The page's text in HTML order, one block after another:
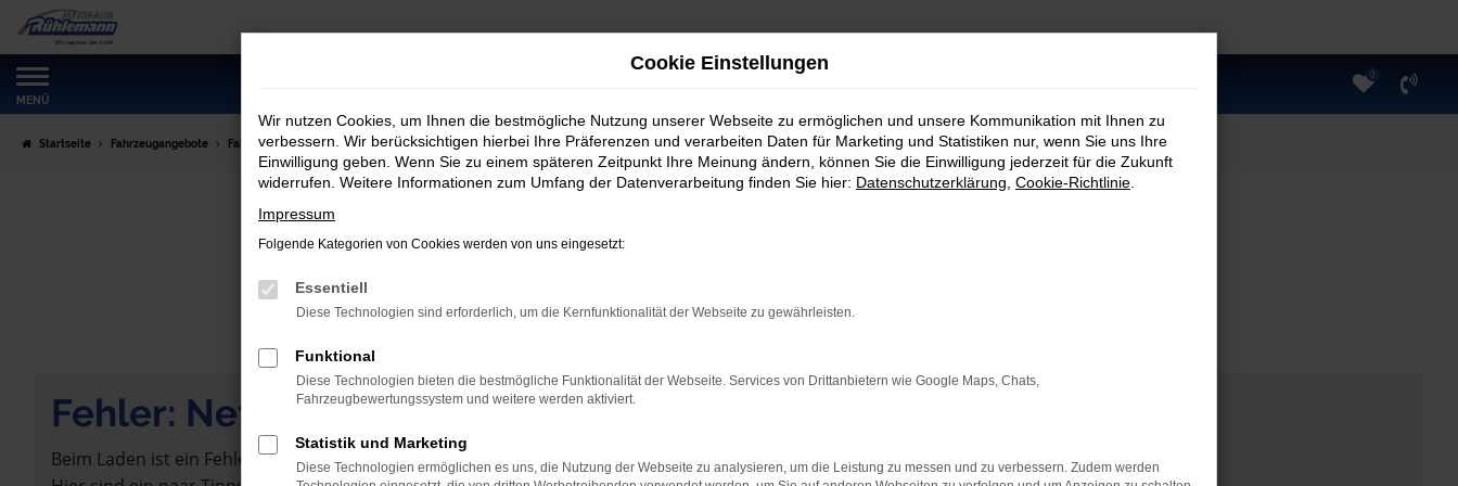
Zum
Hauptinhalt
springen
MENÜ
0
Startseite Fahrzeugangebote Fahrzeugmarkt
Fahrzeugmarkt
Fehler: Network Error
Beim Laden ist ein Fehler aufgetreten.
Cookie Einstellungen
Wir nutzen Cookies, um Ihnen die bestmögliche Nutzung unserer Webseite zu ermöglichen und unsere Kommunikation mit Ihnen zu
verbessern. Wir berücksichtigen hierbei Ihre Präferenzen und verarbeiten Daten für Marketing und Statistiken nur, wenn Sie uns Ihre
Einwilligung geben. Wenn Sie zu einem späteren Zeitpunkt Ihre Meinung ändern, können Sie die Einwilligung jederzeit für die Zukunft
widerrufen. Weitere Informationen zum Umfang der Datenverarbeitung finden Sie hier: Datenschutzerklärung Cookie-Richtlinie
Impressum
Folgende Kategorien von Cookies werden von uns eingesetzt:
Essentiell
Diese Technologien sind erforderlich, um die Kernfunktionalität der Webseite zu gewährleisten.
Funktional
Diese Technologien bieten die bestmögliche Funktionalität der Webseite. Services von Drittanbietern wie Google Maps, Chats,
Fahrzeugbewertungssystem und weitere werden aktiviert.
Statistik und Marketing
Diese Technologien ermöglichen es uns, die Nutzung der Webseite zu analysieren, um die Leistung zu messen und zu verbessern. Zudem werden